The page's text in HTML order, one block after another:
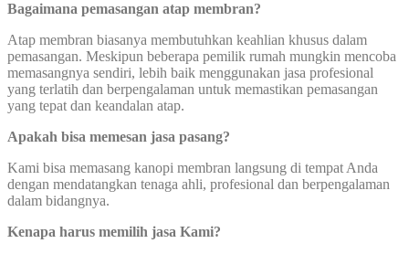
Bagaimana pemasangan atap membran?
Atap membran biasanya membutuhkan keahlian khusus dalam
pemasangan. Meskipun beberapa pemilik rumah mungkin mencoba
memasangnya sendiri, lebih baik menggunakan jasa profesional
yang terlatih dan berpengalaman untuk memastikan pemasangan
yang tepat dan keandalan atap.
Apakah bisa memesan jasa pasang?
Kami bisa memasang kanopi membran langsung di tempat Anda
dengan mendatangkan tenaga ahli, profesional dan berpengalaman
dalam bidangnya.
Kenapa harus memilih jasa Kami?